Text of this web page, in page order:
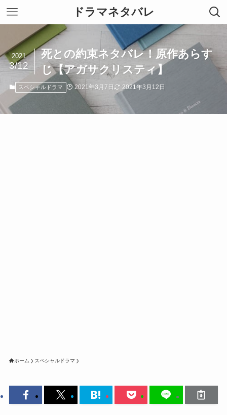
ドラマネタバレ
死との約束ネタバレ！原作あらす
じ【アガサクリスティ】
2021
3/12
スペシャルドラマ 2021年3月7日 2021年3月12日
ホーム スペシャルドラマ